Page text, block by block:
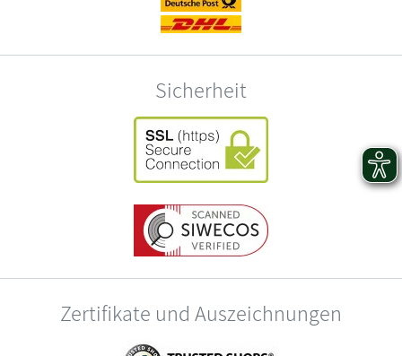
Sicherheit
Zertifikate und Auszeichnungen